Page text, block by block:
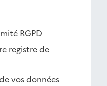
RGPD
registre de
vos données